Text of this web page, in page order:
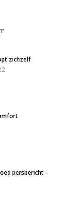
zichzelf
persbericht –